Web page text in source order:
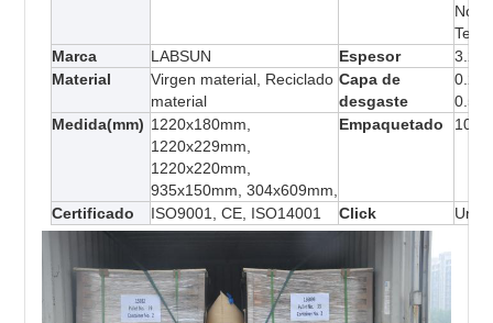
Marca
LABSUN Espesor
Material
Virgen material, Reciclado
material
Capa de
desgaste
Medida(mm) 1220x180mm,
1220x229mm,
1220x220mm,
935x150mm, 304x609mm,
Empaquetado
Certificado ISO9001, CE, ISO14001 Click